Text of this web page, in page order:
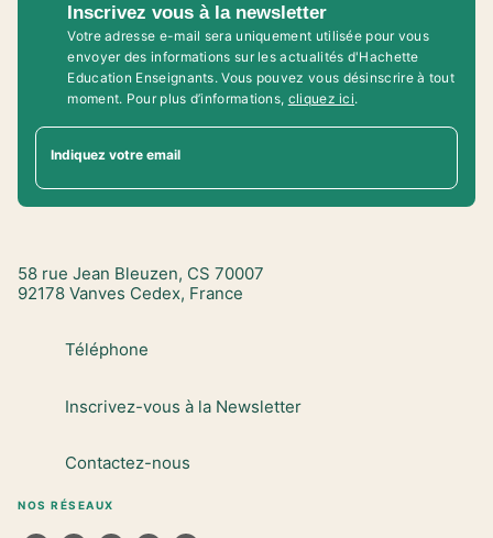
Inscrivez vous à la newsletter
Votre adresse e-mail sera uniquement utilisée pour vous
envoyer des informations sur les actualités d'Hachette
Education Enseignants. Vous pouvez vous désinscrire à tout
moment. Pour plus d’informations, cliquez ici.
Indiquez votre email
58 rue Jean Bleuzen, CS 70007
92178 Vanves Cedex, France
Téléphone
Inscrivez-vous à la Newsletter
Contactez-nous
NOS RÉSEAUX